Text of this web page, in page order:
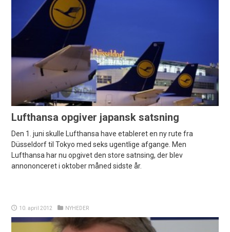
Lufthansa opgiver japansk satsning
Den 1. juni skulle Lufthansa have etableret en ny rute fra
Düsseldorf til Tokyo med seks ugentlige afgange. Men
Lufthansa har nu opgivet den store satnsing, der blev
annononceret i oktober måned sidste år.
10. april 2012 NYHEDER